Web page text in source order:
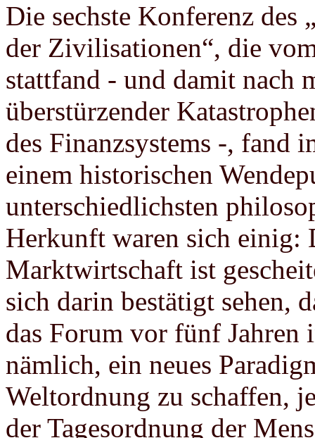
Die sechste Konferenz
der Zivilisationen“, die
stattfand - und damit nach
überstürzender
des Finanzsystems -, fand
einem historischen
unterschiedlichsten
Herkunft waren sich einig:
Marktwirtschaft ist
sich darin bestätigt sehen,
das Forum vor fünf Jahren
nämlich, ein neues
Weltordnung zu schaffen,
der Tagesordnung der